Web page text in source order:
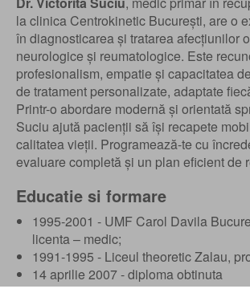
la clinica Centrokinetic București, are o
în diagnosticarea și tratarea afecțiunilor
neurologice și reumatologice. Este
profesionalism, empatie și capacitatea
de tratament personalizate, adaptate
Printr-o abordare modernă și orientată
Suciu ajută pacienții să își recapete
calitatea vieții. Programează-te cu
evaluare completă și un plan eficient de
Educatie si formare
1995-2001 - UMF Carol Davila
licenta – medic;
1991-1995 - Liceul theoretic Zalau,
14 aprilie 2007 - diploma obtinuta
“Osteodensitometrie”, Diagnostic in